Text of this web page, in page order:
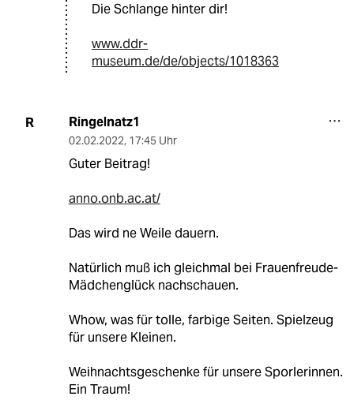
Die Schlange hinter dir!
www.ddr-
museum.de/de/objects/1018363
R Ringelnatz1
02.02.2022, 17:45 Uhr
Guter Beitrag!
anno.onb.ac.at/
Das wird ne Weile dauern.
Natürlich muß ich gleichmal bei Frauenfreude-
Mädchenglück nachschauen.
Whow, was für tolle, farbige Seiten. Spielzeug
für unsere Kleinen.
Weihnachtsgeschenke für unsere Sporlerinnen.
Ein Traum!